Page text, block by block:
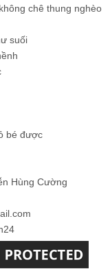
chê thung nghèo
suối
bé được
Hùng Cường